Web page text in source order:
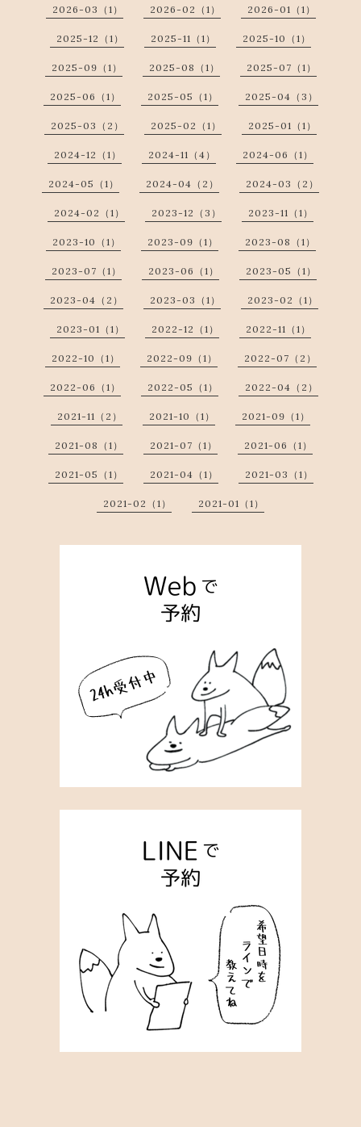
2026-03（1） 2026-02（1） 2026-01（1）
2025-12（1） 2025-11（1） 2025-10（1）
2025-09（1） 2025-08（1） 2025-07（1）
2025-06（1） 2025-05（1） 2025-04（3）
2025-03（2） 2025-02（1） 2025-01（1）
2024-12（1） 2024-11（4） 2024-06（1）
2024-05（1） 2024-04（2） 2024-03（2）
2024-02（1） 2023-12（3） 2023-11（1）
2023-10（1） 2023-09（1） 2023-08（1）
2023-07（1） 2023-06（1） 2023-05（1）
2023-04（2） 2023-03（1） 2023-02（1）
2023-01（1） 2022-12（1） 2022-11（1）
2022-10（1） 2022-09（1） 2022-07（2）
2022-06（1） 2022-05（1） 2022-04（2）
2021-11（2） 2021-10（1） 2021-09（1）
2021-08（1） 2021-07（1） 2021-06（1）
2021-05（1） 2021-04（1） 2021-03（1）
2021-02（1） 2021-01（1）